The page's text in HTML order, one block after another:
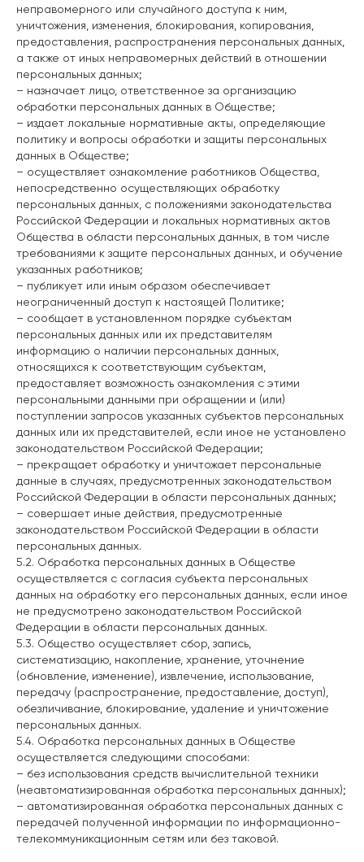
неправомерного или случайного доступа к ним,
уничтожения, изменения, блокирования, копирования,
предоставления, распространения персональных данных,
а также от иных неправомерных действий в отношении
персональных данных;
– назначает лицо, ответственное за организацию
обработки персональных данных в Обществе;
– издает локальные нормативные акты, определяющие
политику и вопросы обработки и защиты персональных
данных в Обществе;
– осуществляет ознакомление работников Общества,
непосредственно осуществляющих обработку
персональных данных, с положениями законодательства
Российской Федерации и локальных нормативных актов
Общества в области персональных данных, в том числе
требованиями к защите персональных данных, и обучение
указанных работников;
– публикует или иным образом обеспечивает
неограниченный доступ к настоящей Политике;
– сообщает в установленном порядке субъектам
персональных данных или их представителям
информацию о наличии персональных данных,
относящихся к соответствующим субъектам,
предоставляет возможность ознакомления с этими
персональными данными при обращении и (или)
поступлении запросов указанных субъектов персональных
данных или их представителей, если иное не установлено
законодательством Российской Федерации;
– прекращает обработку и уничтожает персональные
данные в случаях, предусмотренных законодательством
Российской Федерации в области персональных данных;
– совершает иные действия, предусмотренные
законодательством Российской Федерации в области
персональных данных.
5.2. Обработка персональных данных в Обществе
осуществляется с согласия субъекта персональных
данных на обработку его персональных данных, если иное
не предусмотрено законодательством Российской
Федерации в области персональных данных.
5.3. Общество осуществляет сбор, запись,
систематизацию, накопление, хранение, уточнение
(обновление, изменение), извлечение, использование,
передачу (распространение, предоставление, доступ),
обезличивание, блокирование, удаление и уничтожение
персональных данных.
5.4. Обработка персональных данных в Обществе
осуществляется следующими способами:
– без использования средств вычислительной техники
(неавтоматизированная обработка персональных данных);
– автоматизированная обработка персональных данных с
передачей полученной информации по информационно-
телекоммуникационным сетям или без таковой.